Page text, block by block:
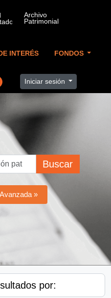
INTERÉS FONDOS
Iniciar sesión
Buscar
»
por: